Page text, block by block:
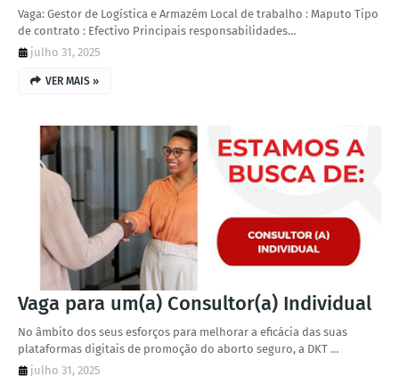
Vaga: Gestor de Logística e Armazém Local de trabalho : Maputo Tipo
de contrato : Efectivo Principais responsabilidades…
julho 31, 2025
VER MAIS »
Vaga para um(a) Consultor(a) Individual
No âmbito dos seus esforços para melhorar a eficácia das suas
plataformas digitais de promoção do aborto seguro, a DKT …
julho 31, 2025